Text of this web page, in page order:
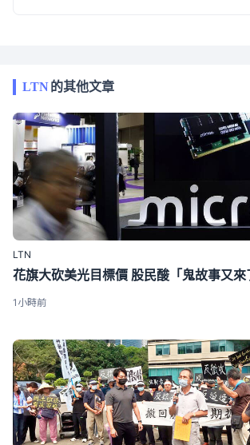
LTN的其他文章
LTN
花旗大砍美光目標價 股民酸「鬼故事又來
1小時前